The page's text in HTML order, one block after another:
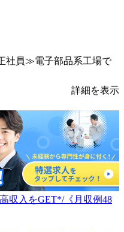
社員≫電子部品系工場で
詳細を表示